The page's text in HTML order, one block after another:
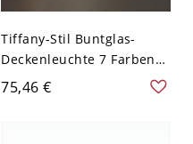
Tiffany-Stil Buntglas-
Deckenleuchte 7 Farben
für Flure & Eingänge -
Orange 110V-120V
75,46 €